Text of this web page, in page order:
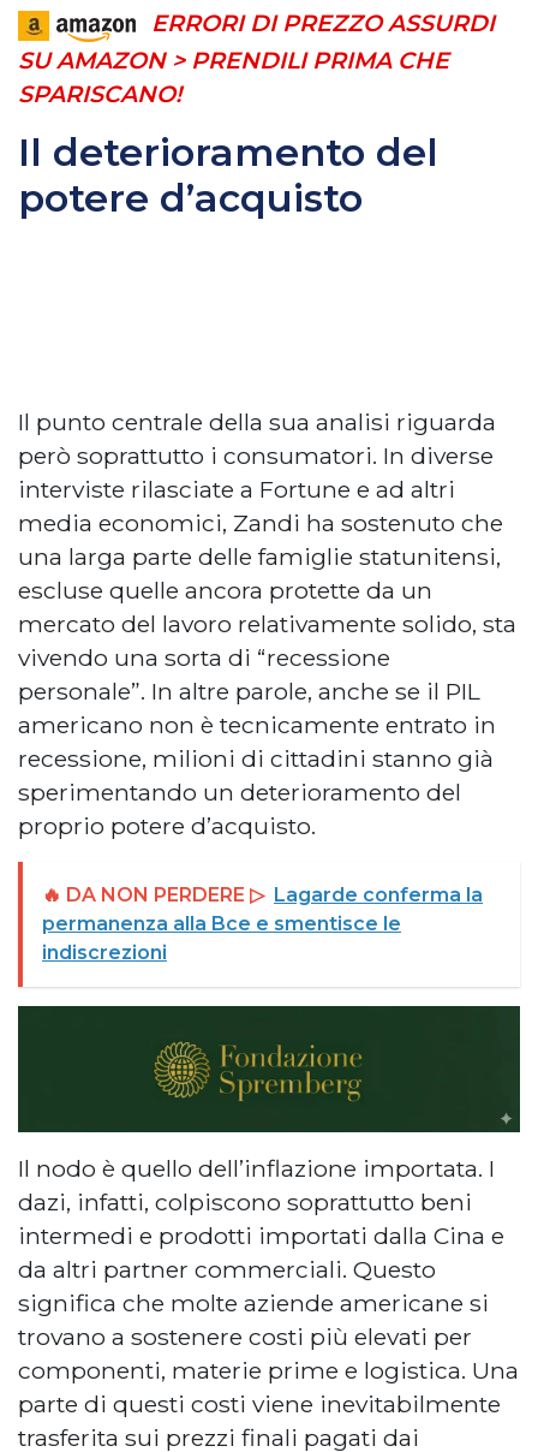
ERRORI DI PREZZO ASSURDI
SU AMAZON > PRENDILI PRIMA CHE
SPARISCANO!
Il deterioramento del
potere d’acquisto
Il punto centrale della sua analisi riguarda
però soprattutto i consumatori. In diverse
interviste rilasciate a Fortune e ad altri
media economici, Zandi ha sostenuto che
una larga parte delle famiglie statunitensi,
escluse quelle ancora protette da un
mercato del lavoro relativamente solido, sta
vivendo una sorta di “recessione
personale”. In altre parole, anche se il PIL
americano non è tecnicamente entrato in
recessione, milioni di cittadini stanno già
sperimentando un deterioramento del
proprio potere d’acquisto.
🔥 DA NON PERDERE ▷ Lagarde conferma la
permanenza alla Bce e smentisce le
indiscrezioni
Il nodo è quello dell’inflazione importata. I
dazi, infatti, colpiscono soprattutto beni
intermedi e prodotti importati dalla Cina e
da altri partner commerciali. Questo
significa che molte aziende americane si
trovano a sostenere costi più elevati per
componenti, materie prime e logistica. Una
parte di questi costi viene inevitabilmente
trasferita sui prezzi finali pagati dai